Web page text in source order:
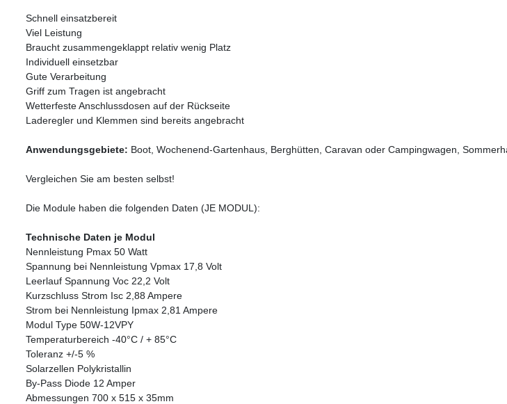
Schnell einsatzbereit
Viel Leistung
Braucht zusammengeklappt relativ wenig Platz
Individuell einsetzbar
Gute Verarbeitung
Griff zum Tragen ist angebracht
Wetterfeste Anschlussdosen auf der Rückseite
Laderegler und Klemmen sind bereits angebracht
Anwendungsgebiete: Boot, Wochenend-Gartenhaus, Berghütten, Caravan oder Campingwagen,
Vergleichen Sie am besten selbst!
Die Module haben die folgenden Daten (JE MODUL):
Technische Daten je Modul
Nennleistung Pmax 50 Watt
Spannung bei Nennleistung Vpmax 17,8 Volt
Leerlauf Spannung Voc 22,2 Volt
Kurzschluss Strom Isc 2,88 Ampere
Strom bei Nennleistung Ipmax 2,81 Ampere
Modul Type 50W-12VPY
Temperaturbereich -40°C / + 85°C
Toleranz +/-5 %
Solarzellen Polykristallin
By-Pass Diode 12 Amper
Abmessungen 700 x 515 x 35mm